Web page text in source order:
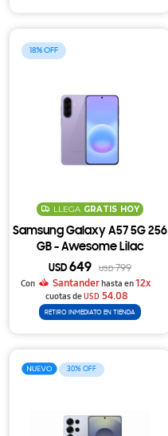
18
LLEGA GRATIS HOY
Samsung Galaxy A57 5G 256
GB - Awesome Lilac
USD 649 USD799
Con
Santanderhasta en12x
cuotas deUSD 54.08
RETIRO INMEDIATO EN TIENDA
30